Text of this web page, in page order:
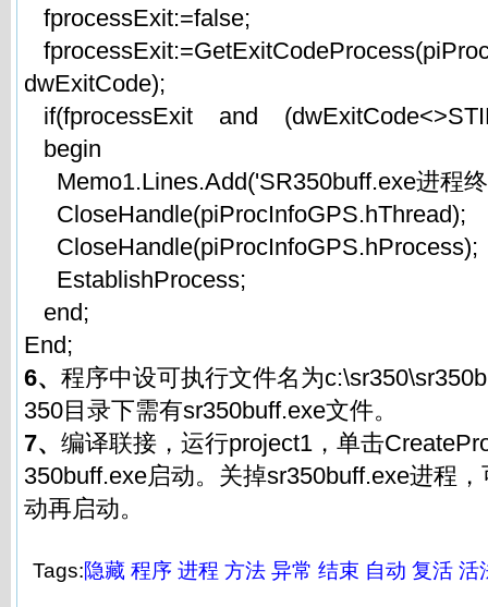
fprocessExit:=false;
dwExitCode);
if(fprocessExit and
begin
Memo1.Lines.Add('SR350buff.exe进程
CloseHandle(piProcInfoGPS.hThread);
CloseHandle(piProcInfoGPS.hProcess);
EstablishProcess;
end;
End;
6、 程序中设可执行文件名为
350目录下需有sr350buff.exe文件。
7、 编译联接，运行project1，单击
350buff.exe启动。关掉sr350buff.exe进程
动再启动。
Tags:隐藏 程序 进程 方法 异常 结束 自动 复活 活